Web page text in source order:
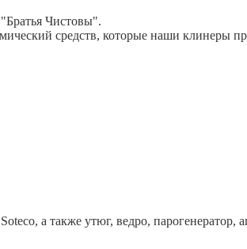
Чистовы".
средств, которые наши клинеры
а также утюг, ведро,